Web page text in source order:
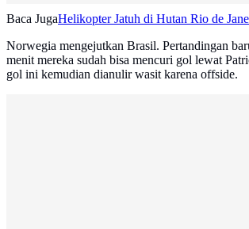
Baca JugaHelikopter Jatuh di Hutan Rio de
Norwegia mengejutkan Brasil. Pertandingan
menit mereka sudah bisa mencuri gol lewat
gol ini kemudian dianulir wasit karena offside.